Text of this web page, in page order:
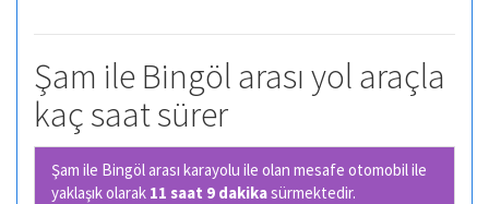
Şam ile Bingöl arası yol araçla
kaç saat sürer
Şam ile Bingöl arası karayolu ile olan mesafe otomobil ile
yaklaşık olarak 11 saat 9 dakikasürmektedir.